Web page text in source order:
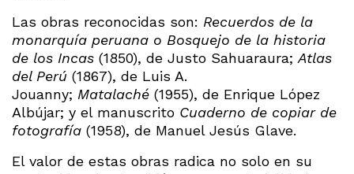
Las obras reconocidas son: Recuerdos de la
monarquía peruana o Bosquejo de la historia
de los Incas (1850), de Justo Sahuaraura; Atlas
del Perú (1867), de Luis A.
Jouanny; Matalaché (1955), de Enrique López
Albújar; y el manuscrito Cuaderno de copiar de
fotografía (1958), de Manuel Jesús Glave.
El valor de estas obras radica no solo en su